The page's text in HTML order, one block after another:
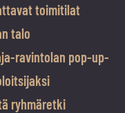
toimitilat
talo
ravintolan pop-up-
ryhmäretki